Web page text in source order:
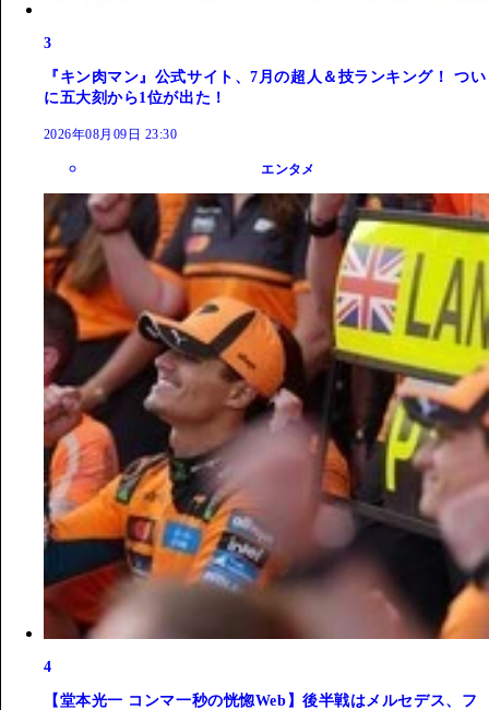
3
『キン肉マン』公式サイト、7月の超人＆技ランキング！ つい
に五大刻から1位が出た！
2026年08月09日 23:30
エンタメ
4
【堂本光一 コンマ一秒の恍惚Web】後半戦はメルセデス、フ